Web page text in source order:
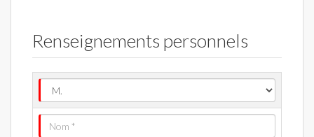
Renseignements personnels